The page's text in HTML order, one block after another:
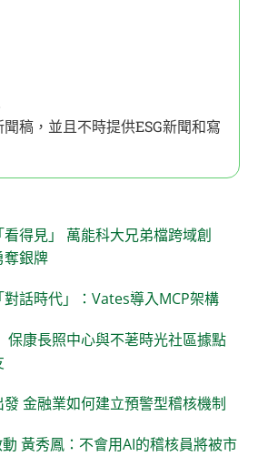
稿，並且不時提供ESG新聞和寫
得見」 萬能科大兄弟檔跨域創
銀牌
話時代」：Vates導入MCP架構
保康長照中心與不荖時光社區據點
金融業如何建立預警型稽核機制
黃秀鳳：不會用AI的稽核員將被市